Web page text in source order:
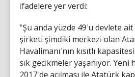
ifadelere yer verdi:
"Şu anda yüzde 49'u devlete
şirketi şimdiki merkezi olan
Havalimanı'nın kısıtlı
sık gecikmeler yaşanıyor. Yeni
2017'de açılması ile Atatürk